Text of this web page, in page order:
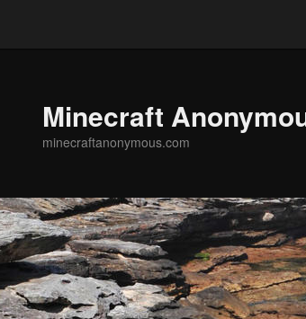
Minecraft
minecraftanonymous.com